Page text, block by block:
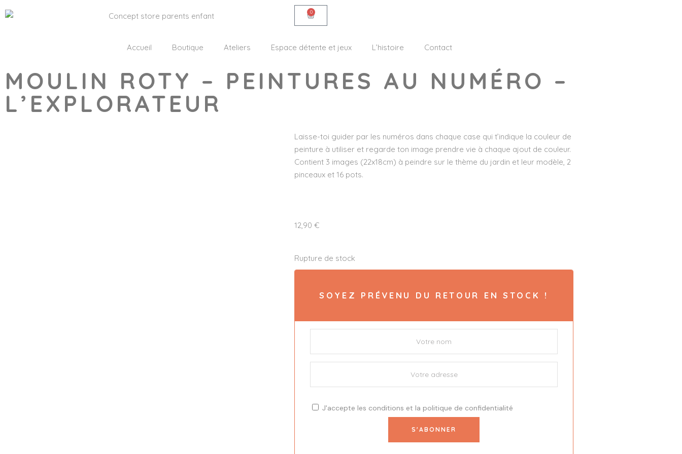
0
Accueil Boutique Ateliers Espace détente et jeux L’histoire Contact
MOULIN ROTY – PEINTURES AU NUMÉRO –
L’EXPLORATEUR
Laisse-toi guider par les numéros dans chaque case qui t’indique la couleur de
peinture à utiliser et regarde ton image prendre vie à chaque ajout de couleur.
Contient 3 images (22x18cm) à peindre sur le thème du jardin et leur modèle, 2
pinceaux et 16 pots.
12,90 €
Rupture de stock
SOYEZ PRÉVENU DU RETOUR EN STOCK !
J'accepte les conditions et la politique de confidentialité